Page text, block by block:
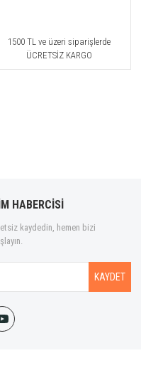
1500 TL ve üzeri siparişlerde
ÜCRETSİZ KARGO
HABERCİSİ
kaydedin, hemen bizi
KAYDET